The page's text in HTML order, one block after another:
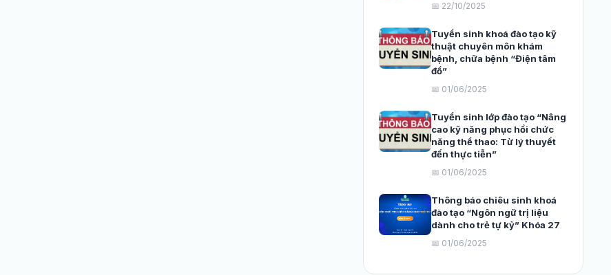
📅 22/10/2025
Tuyển sinh khoá đào tạo kỹ
thuật chuyên môn khám
bệnh, chữa bệnh “Điện tâm
đồ”
📅 01/06/2025
Tuyển sinh lớp đào tạo “Nâng
cao kỹ năng phục hồi chức
năng thể thao: Từ lý thuyết
đến thực tiễn”
📅 01/06/2025
Thông báo chiêu sinh khoá
đào tạo “Ngôn ngữ trị liệu
dành cho trẻ tự kỷ” Khóa 27
📅 01/06/2025